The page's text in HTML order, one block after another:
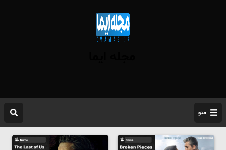
منو